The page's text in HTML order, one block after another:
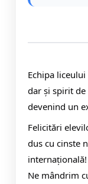
Echipa
dar și spirit de
devenind un
Felicitări
dus cu cinste
internațională!
Ne mândrim